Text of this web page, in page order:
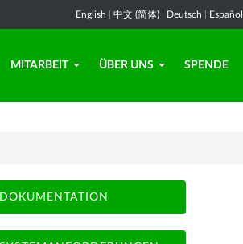
English 中文 (简体) Deutsch Español
MITARBEIT ÜBER UNS SPENDE
DOKUMENTATION